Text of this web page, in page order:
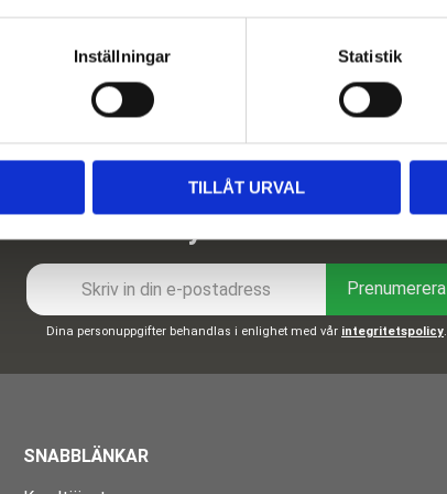
Inställningar Statistik
TILLÅT URVAL
Prenumerera
Dina personuppgifter behandlas i enlighet med vår integritetspolicy.
SNABBLÄNKAR